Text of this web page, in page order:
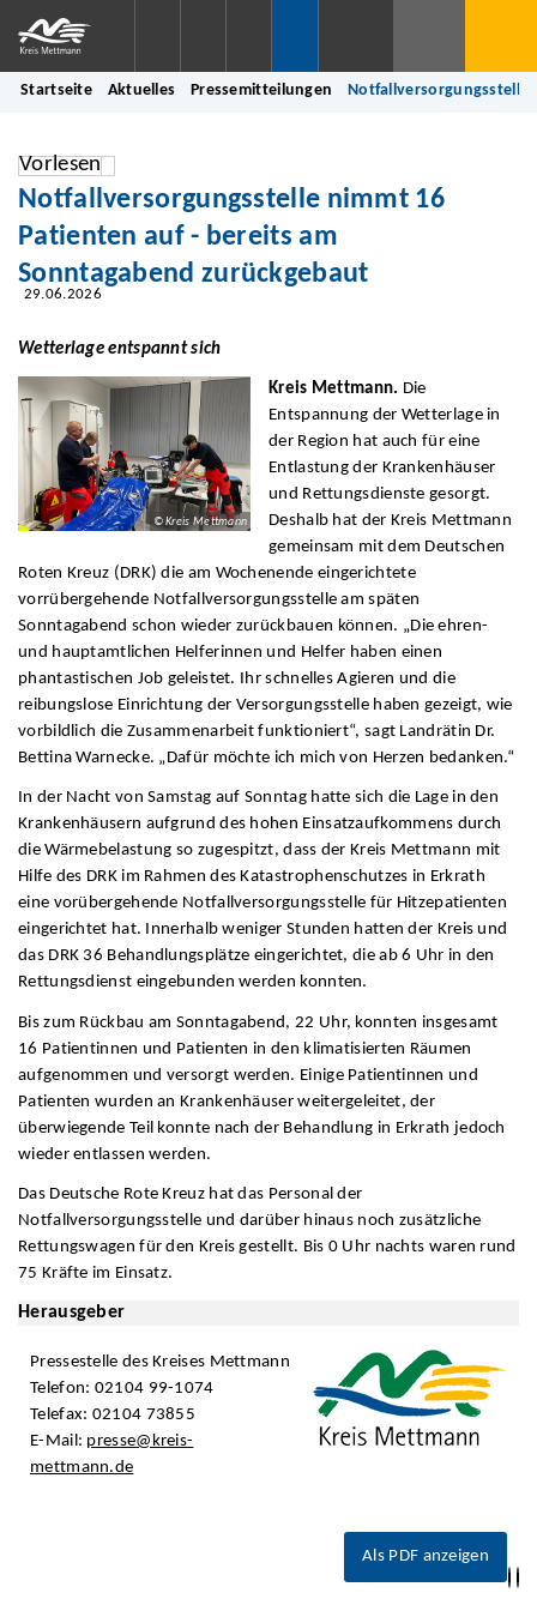
Startseite Aktuelles Pressemitteilungen Notfallversorgungsstelle
Vorlesen
Notfallversorgungsstelle nimmt 16
Patienten auf - bereits am
Sonntagabend zurückgebaut
29.06.2026
Wetterlage entspannt sich
© Kreis Mettmann
Kreis Mettmann. Die
Entspannung der Wetterlage in
der Region hat auch für eine
Entlastung der Krankenhäuser
und Rettungsdienste gesorgt.
Deshalb hat der Kreis Mettmann
gemeinsam mit dem Deutschen
Roten Kreuz (DRK) die am Wochenende eingerichtete
vorrübergehende Notfallversorgungsstelle am späten
Sonntagabend schon wieder zurückbauen können. „Die ehren-
und hauptamtlichen Helferinnen und Helfer haben einen
phantastischen Job geleistet. Ihr schnelles Agieren und die
reibungslose Einrichtung der Versorgungsstelle haben gezeigt, wie
vorbildlich die Zusammenarbeit funktioniert“, sagt Landrätin Dr.
Bettina Warnecke. „Dafür möchte ich mich von Herzen bedanken.“
In der Nacht von Samstag auf Sonntag hatte sich die Lage in den
Krankenhäusern aufgrund des hohen Einsatzaufkommens durch
die Wärmebelastung so zugespitzt, dass der Kreis Mettmann mit
Hilfe des DRK im Rahmen des Katastrophenschutzes in Erkrath
eine vorübergehende Notfallversorgungsstelle für Hitzepatienten
eingerichtet hat. Innerhalb weniger Stunden hatten der Kreis und
das DRK 36 Behandlungsplätze eingerichtet, die ab 6 Uhr in den
Rettungsdienst eingebunden werden konnten.
Bis zum Rückbau am Sonntagabend, 22 Uhr, konnten insgesamt
16 Patientinnen und Patienten in den klimatisierten Räumen
aufgenommen und versorgt werden. Einige Patientinnen und
Patienten wurden an Krankenhäuser weitergeleitet, der
überwiegende Teil konnte nach der Behandlung in Erkrath jedoch
wieder entlassen werden.
Das Deutsche Rote Kreuz hat das Personal der
Notfallversorgungsstelle und darüber hinaus noch zusätzliche
Rettungswagen für den Kreis gestellt. Bis 0 Uhr nachts waren rund
75 Kräfte im Einsatz.
Herausgeber
Pressestelle des Kreises Mettmann
Telefon: 02104 99-1074
Telefax: 02104 73855
E-Mail: presse@kreis-
mettmann.de
Als PDF anzeigen